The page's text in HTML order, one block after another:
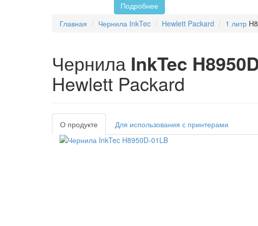
Подробнее
Главная
Чернила InkTec Hewlett Packard 1 литр
Чернила InkTec
Hewlett Packard
О продукте
Для использования с принтерами